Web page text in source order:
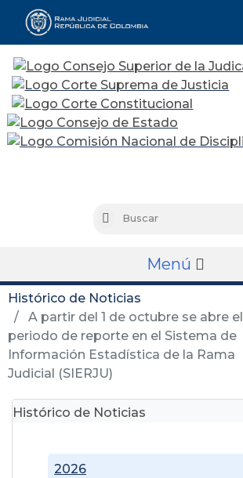
Buscar
Menú
Histórico de Noticias
A partir del 1 de octubre se abre el
periodo de reporte en el Sistema de
Información Estadística de la Rama
Judicial (SIERJU)
Histórico de Noticias
2026